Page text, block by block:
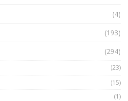
(4)
(193)
(294)
(23)
(15)
(1)